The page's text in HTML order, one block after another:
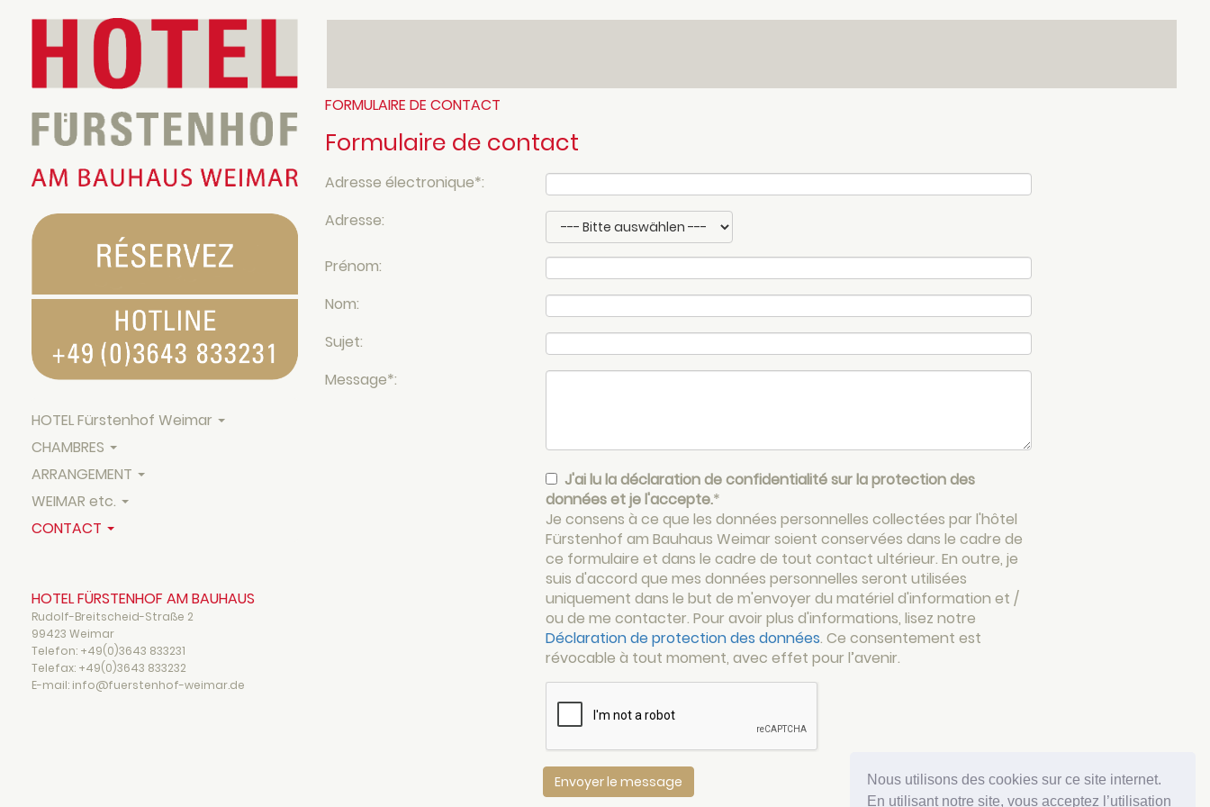
Nous utilisons des cookies sur ce site internet.
En utilisant notre site, vous acceptez l’utilisation
HOTEL Fürstenhof Weimar
CHAMBRES
ARRANGEMENT
WEIMAR etc.
CONTACT
HOTEL FÜRSTENHOF AM BAUHAUS
Rudolf-Breitscheid-Straße 2
99423 Weimar
Telefon: +49(0)3643 833231
Telefax: +49(0)3643 833232
E-mail: info@fuerstenhof-weimar.de
FORMULAIRE DE CONTACT
Formulaire de contact
Adresse électronique*:
Adresse:
Prénom:
Nom:
Sujet:
Message*:
J'ai lu la déclaration de confidentialité sur la protection des
données et je l'accepte.*
Je consens à ce que les données personnelles collectées par l'hôtel
Fürstenhof am Bauhaus Weimar soient conservées dans le cadre de
ce formulaire et dans le cadre de tout contact ultérieur. En outre, je
suis d'accord que mes données personnelles seront utilisées
uniquement dans le but de m'envoyer du matériel d'information et /
ou de me contacter. Pour avoir plus d'informations, lisez notre
Déclaration de protection des données. Ce consentement est
révocable à tout moment, avec effet pour l’avenir.